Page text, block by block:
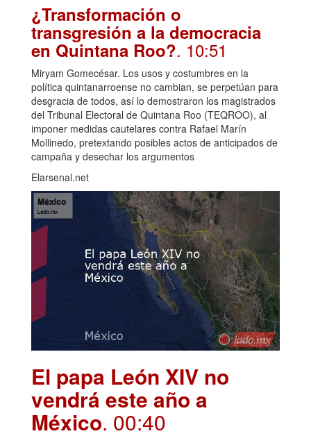
¿Transformación o
transgresión a la democracia
en Quintana Roo?. 10:51
Miryam Gomecésar. Los usos y costumbres en la
política quintanarroense no cambian, se perpetúan para
desgracia de todos, así lo demostraron los magistrados
del Tribunal Electoral de Quintana Roo (TEQROO), al
imponer medidas cautelares contra Rafael Marín
Mollinedo, pretextando posibles actos de anticipados de
campaña y desechar los argumentos
Elarsenal.net
El papa León XIV no
vendrá este año a
México. 00:40